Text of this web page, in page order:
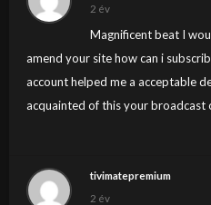
2 év
Magnificent beat I
amend your site how can i
account helped me a acceptable
acquainted of this your broadcast
tivimatepremium
2 év